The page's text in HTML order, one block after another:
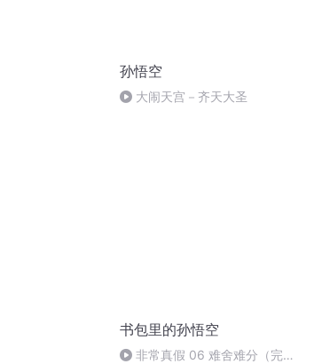
孙悟空
大闹天宫－齐天大圣
书包里的孙悟空
非常真假 06 难舍难分（完